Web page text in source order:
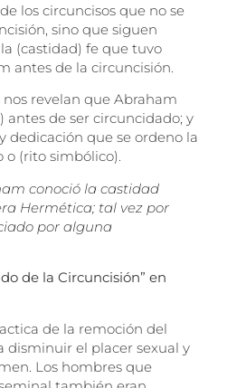
los circuncisos que no se
sino que siguen
(castidad) fe que tuvo
antes de la circuncisión.
nos revelan que Abraham
antes de ser circuncidado; y
dedicación que se ordeno la
o (rito simbólico).
conoció la castidad
Hermética; tal vez por
por alguna
de la Circuncisión” en
de la remoción del
disminuir el placer sexual y
Los hombres que